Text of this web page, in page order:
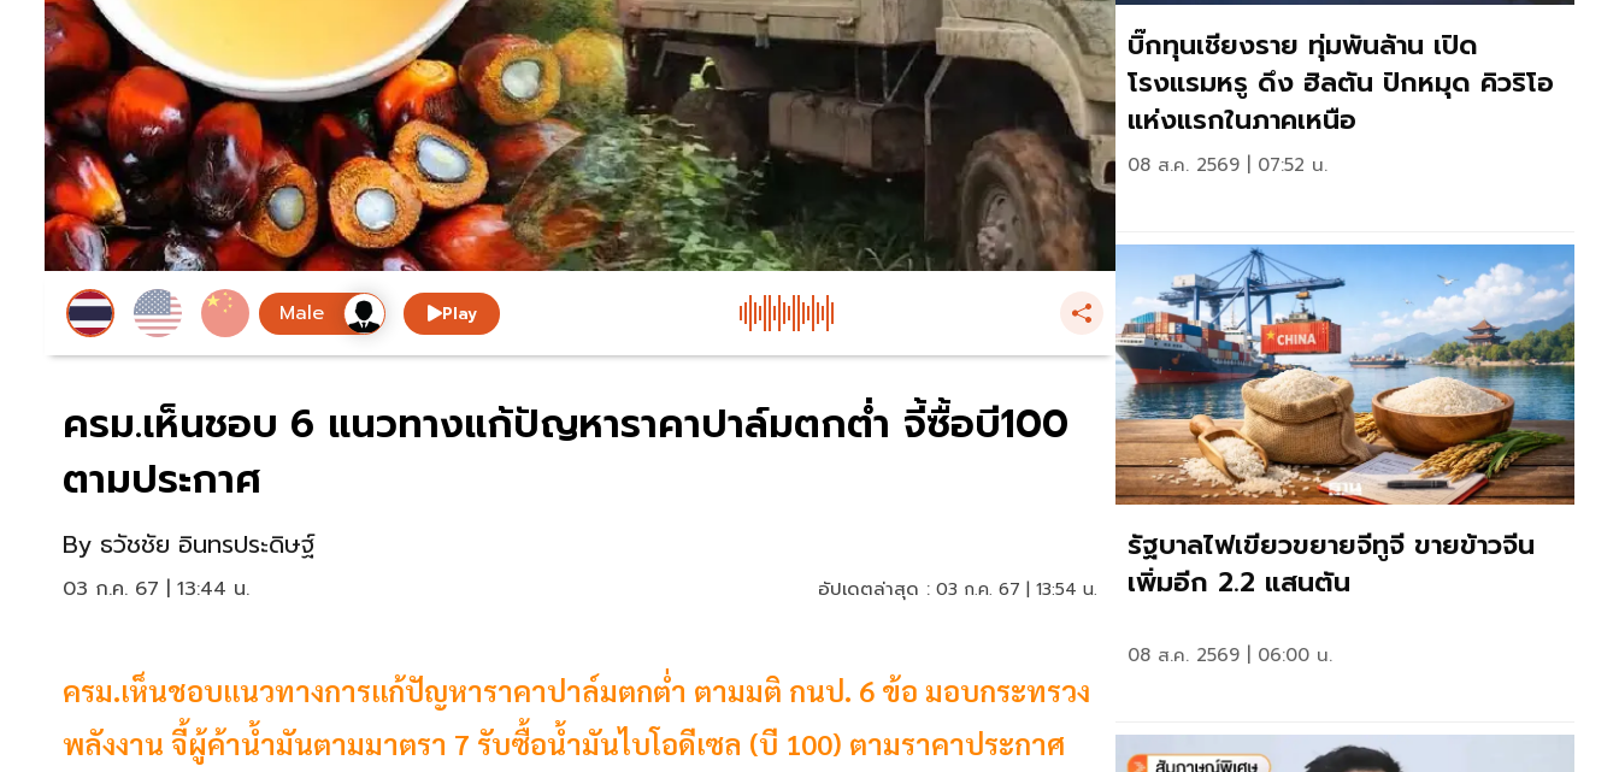
Play
ครม.เห็นชอบ 6 แนวทางแก้ปัญหาราคาปาล์มตกต่ำ จี้ซื้อบี100
ตามประกาศ
By ธวัชชัย อินทรประดิษฐ์
03 ก.ค. 67 | 13:44 น. อัปเดตล่าสุด : 03 ก.ค. 67 | 13:54 น.
ครม.เห็นชอบแนวทางการแก้ปัญหาราคาปาล์มตกต่ำ ตามมติ กนป. 6 ข้อ มอบกระทรวง
พลังงาน จี้ผู้ค้าน้ำมันตามมาตรา 7 รับซื้อน้ำมันไบโอดีเซล (บี 100) ตามราคาประกาศ
บิ๊กทุนเชียงราย ทุ่มพันล้าน เปิด
โรงแรมหรู ดึง ฮิลตัน ปักหมุด คิวริโอ
แห่งแรกในภาคเหนือ
08 ส.ค. 2569 | 07:52 น.
รัฐบาลไฟเขียวขยายจีทูจี ขายข้าวจีน
เพิ่มอีก 2.2 แสนตัน
08 ส.ค. 2569 | 06:00 น.